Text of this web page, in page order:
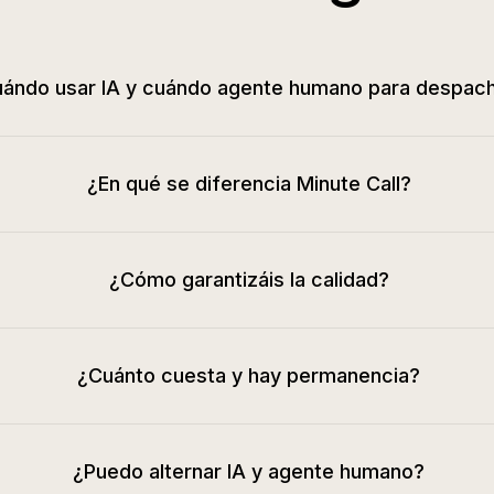
usar IA y cuándo agente humano para
¿En qué se diferencia Minute Call?
¿Cómo garantizáis la calidad?
¿Cuánto cuesta y hay permanencia?
¿Puedo alternar IA y agente humano?